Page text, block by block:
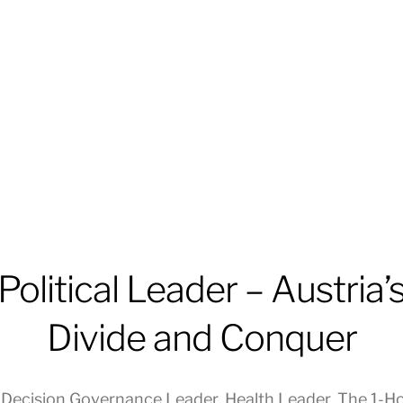
Leader –
Divide and Conquer
Decision Governance Leader, Health Leader, The 1-